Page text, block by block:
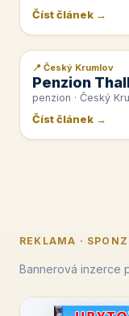
Číst článek →
📰 PR článek
📍 Český Krumlov
Penzion
penzion · Český
Číst článek →
REKLAMA ·
Bannerová inzerce